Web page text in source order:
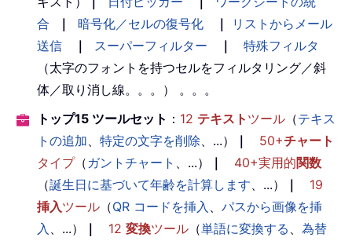
合
｜ 暗号化／セルの復号化 ｜
リストからメール
送信
｜ スーパーフィルター ｜
特殊フィルタ
（太字のフォントを持つセルをフィルタリング／斜
体／取り消し線。。。） 。。。
トップ15 ツールセット ： 12 テキスト ツール （テキス
トの追加
特定の文字を削除 、...） ｜ 50+チャート
タイプ（ ガントチャート 、...） ｜ 40+実用的関数
（誕生日に基づいて年齢を計算します 、...） ｜
19
挿入ツール （QR コードを挿入
パスから画像を挿
入
、...） ｜ 12 変換ツール （単語に変換する
為替